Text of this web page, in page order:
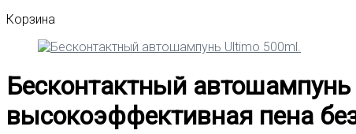
Корзина
Бесконтактный
высокоэффективная пена